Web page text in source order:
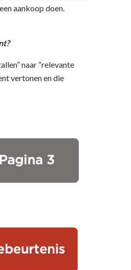
aankoop doen.
naar “relevante
vertonen en die